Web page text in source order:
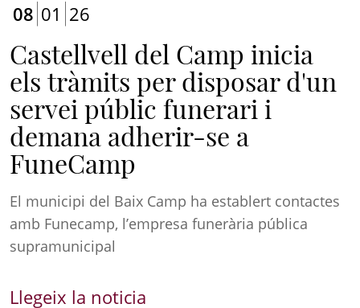
08 01 26
Castellvell del Camp inicia
els tràmits per disposar d'un
servei públic funerari i
demana adherir-se a
FuneCamp
El municipi del Baix Camp ha establert contactes
amb Funecamp, l’empresa funerària pública
supramunicipal
Llegeix la noticia